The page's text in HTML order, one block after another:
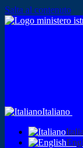
Salta al contenuto
Italiano